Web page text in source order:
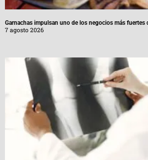
Garnachas impulsan uno de los negocios más fuertes
7 agosto 2026